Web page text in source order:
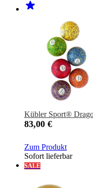
Kübler Sport®
83,00 €
Zum Produkt
Sofort lieferbar
SALE